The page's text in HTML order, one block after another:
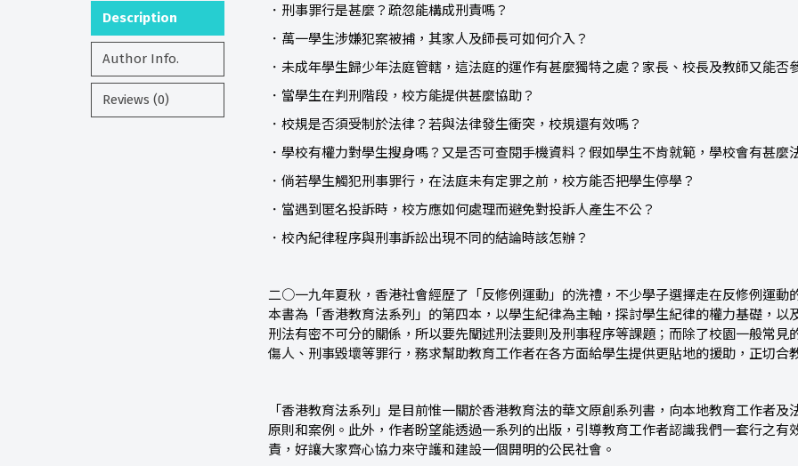
Description
Author Info.
Reviews (0)
．刑事罪行是甚麼？疏忽能構成刑責嗎？
．萬一學生涉嫌犯案被捕，其家人及師長可如何介入？
．未成年學生歸少年法庭管轄，這法庭的運作有甚麼獨特之處？家長、校長及教師又能否
．當學生在判刑階段，校方能提供甚麼協助？
．校規是否須受制於法律？若與法律發生衝突，校規還有效嗎？
．學校有權力對學生搜身嗎？又是否可查閱手機資料？假如學生不肯就範，學校會有甚麼
．倘若學生觸犯刑事罪行，在法庭未有定罪之前，校方能否把學生停學？
．當遇到匿名投訴時，校方應如何處理而避免對投訴人產生不公？
．校內紀律程序與刑事訴訟出現不同的結論時該怎辦？
二○一九年夏秋，香港社會經歷了「反修例運動」的洗禮，不少學子選擇走在反修例運動
本書為「香港教育法系列」的第四本，以學生紀律為主軸，探討學生紀律的權力基礎，
刑法有密不可分的關係，所以要先闡述刑法要則及刑事程序等課題；而除了校園一般常
傷人、刑事毀壞等罪行，務求幫助教育工作者在各方面給學生提供更貼地的援助，正切合
「香港教育法系列」是目前惟一關於香港教育法的華文原創系列書，向本地教育工作者
原則和案例。此外，作者盼望能透過一系列的出版，引導教育工作者認識我們一套行之有
責，好讓大家齊心協力來守護和建設一個開明的公民社會。